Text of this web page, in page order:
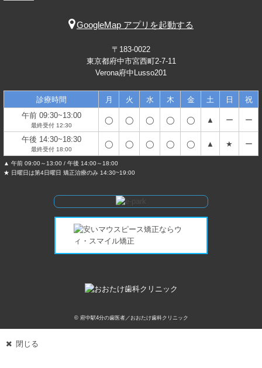
GoogleMap アプリを起動する
〒183-0022
東京都府中市宮西町2-7-11
Verona府中Lusso201
診療時間 月 火 水 木 金 土 日
祝
午前 09:30~13:00
最終受付 12:30
◯ ◯ ◯ ◯ ◯ ▲ ー ー
午後 14:30~18:30
最終受付 18:00
◯ ◯ ◯ ◯ ◯ ▲ ★ ー
▲ 午前 09:00～13:00 / 午後 14:00～18:00
★ 日曜日は第4日曜日 矯正治療のみ 14:30~19:00
© 府中駅4分の歯医者／おおたけ歯科クリニック
閉じる